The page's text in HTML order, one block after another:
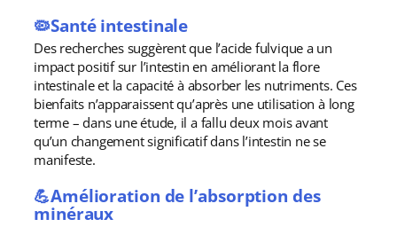
🦠Santé intestinale
Des recherches suggèrent que l’acide fulvique a un
impact positif sur l’intestin en améliorant la flore
intestinale et la capacité à absorber les nutriments. Ces
bienfaits n’apparaissent qu’après une utilisation à long
terme – dans une étude, il a fallu deux mois avant
qu’un changement significatif dans l’intestin ne se
manifeste.
💪Amélioration de l’absorption des
minéraux